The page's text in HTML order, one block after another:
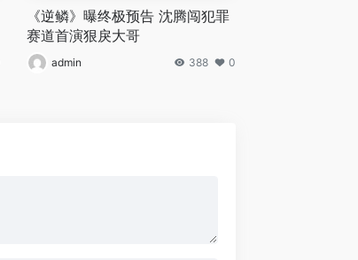
《逆鳞》曝终极预告 沈腾闯犯罪
赛道首演狠戾大哥
admin 388 0